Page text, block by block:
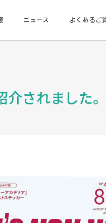
ニュース よくあるご
されました。